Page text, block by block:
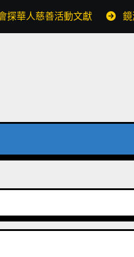
探華人慈善活動文獻 鏡